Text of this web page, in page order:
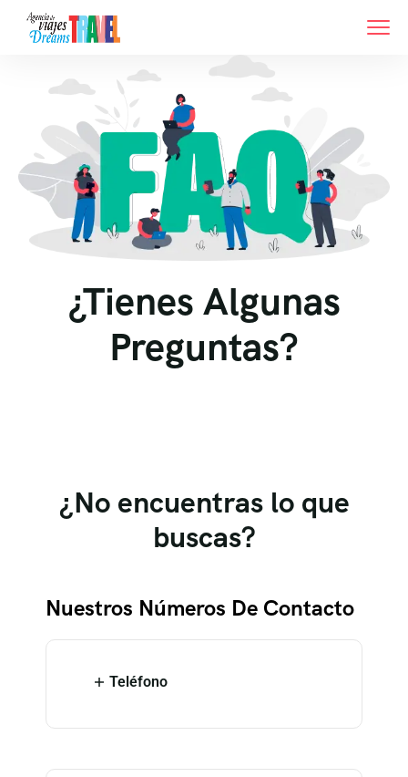
¿Tienes Algunas
Preguntas?
¿No encuentras lo que
buscas?
Nuestros Números De Contacto
Teléfono